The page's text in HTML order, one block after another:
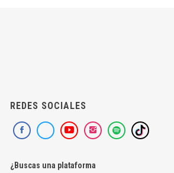
REDES SOCIALES
¿Buscas una plataforma